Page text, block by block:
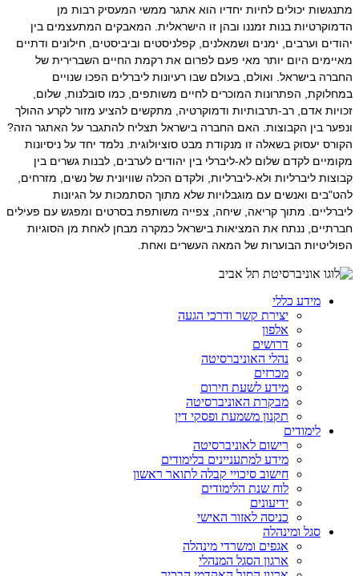
מתנגשות יכולים לחיות יחדיו הוא אתגר ממשי המעסיק רבות מן
הדמוקרטיות בנות זמננו ובהן זו הישראלית. המאבקים המתעצמים בין
יהודים וערבים, ימנים ושמאלנים, קפלניסטים וביביסטים, חילונים ודתיים
מאיימים היום יותר מאי פעם לפרום את רקמת החיים השברירית של
החברה בישראל. ואולם, בעולם שבו רעיונות ליברלים הפכו שנויים
במחלוקת, הפתרונות המוכרים לחיים משותפים, כמו סובלנות, שלום,
זכויות אדם, רב-תרבותיות ודמוקרטיה, מתקשים להציע מזור לקרע ההולך
ונפער בין הקבוצות. האם החברה בישראל תצליח להתגבר על האתגר הזה?
הקורס יעסוק בשאלה זו מנקודת מבט סוציולוגית. נלמד יחד על ניסיונות
מקומיים לקדם שלום לא-ליברלי בין יהודים לערבים, לבנות גשרים בין
קבוצות ליברליות ולא-ליברליות, ולקדם הכלה שוויונית של נשים, מזרחים,
להט"בים ואנשים עם מוגבלויות שלא מתוך הסתמכות על הגיונות
ליברליים. מתוך קריאה, שיחה, צפייה משותפת בסרטים ומפגש עם פעילים
חברתיים, ננתח את המציאות בישראל כמקרה מבחן לאחת מן הסוגיות
הפוליטיות הבוערות של המאה העשרים ואחת.
מידע כללי
יצירת קשר ודרכי הגעה
אלפון
דרושים
נהלי האוניברסיטה
מכרזים
מידע לשעת חירום
מבקרת האוניברסיטה
תקנון משמעת ופסקי דין
לימודים
רישום לאוניברסיטה
מידע למתעניינים בלימודים
חישוב סיכויי קבלה לתואר ראשון
לוח שנת הלימודים
ידיעונים
כניסה לאזור האישי
סגל ומינהלה
אגפים ומשרדי מינהלה
ארגון הסגל המנהלי